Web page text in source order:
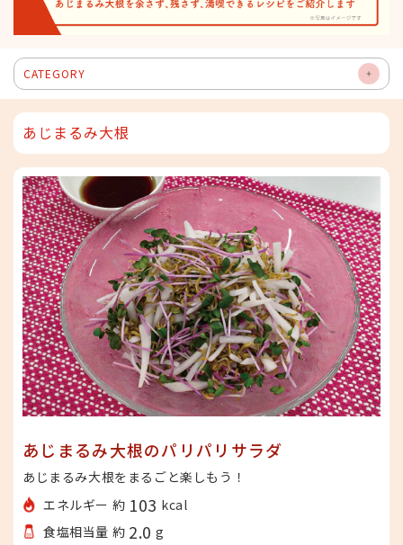
CATEGORY
OP
EN
あじまるみ大根
あじまるみ大根のパリパリサラダ
あじまるみ大根をまるごと楽しもう！
エネルギー 約 103 kcal
食塩相当量 約 2.0 g